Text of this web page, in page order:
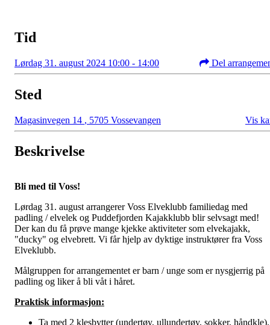
Tid
Lørdag 31. august 2024 10:00 - 14:00 Del
Sted
Magasinvegen 14 , 5705 Vossevangen Vis
Beskrivelse
Bli med til Voss!
Lørdag 31. august arrangerer Voss Elveklubb familiedag med
padling / elvelek og Puddefjorden Kajakklubb blir selvsagt med!
Der kan du få prøve mange kjekke aktiviteter som elvekajakk,
"ducky" og elvebrett. Vi får hjelp av dyktige instruktører fra Voss
Elveklubb.
Målgruppen for arrangementet er barn / unge som er nysgjerrig på
padling og liker å bli våt i håret.
Praktisk informasjon:
Ta med 2 klesbytter (undertøy, ullundertøy, sokker, håndkle).